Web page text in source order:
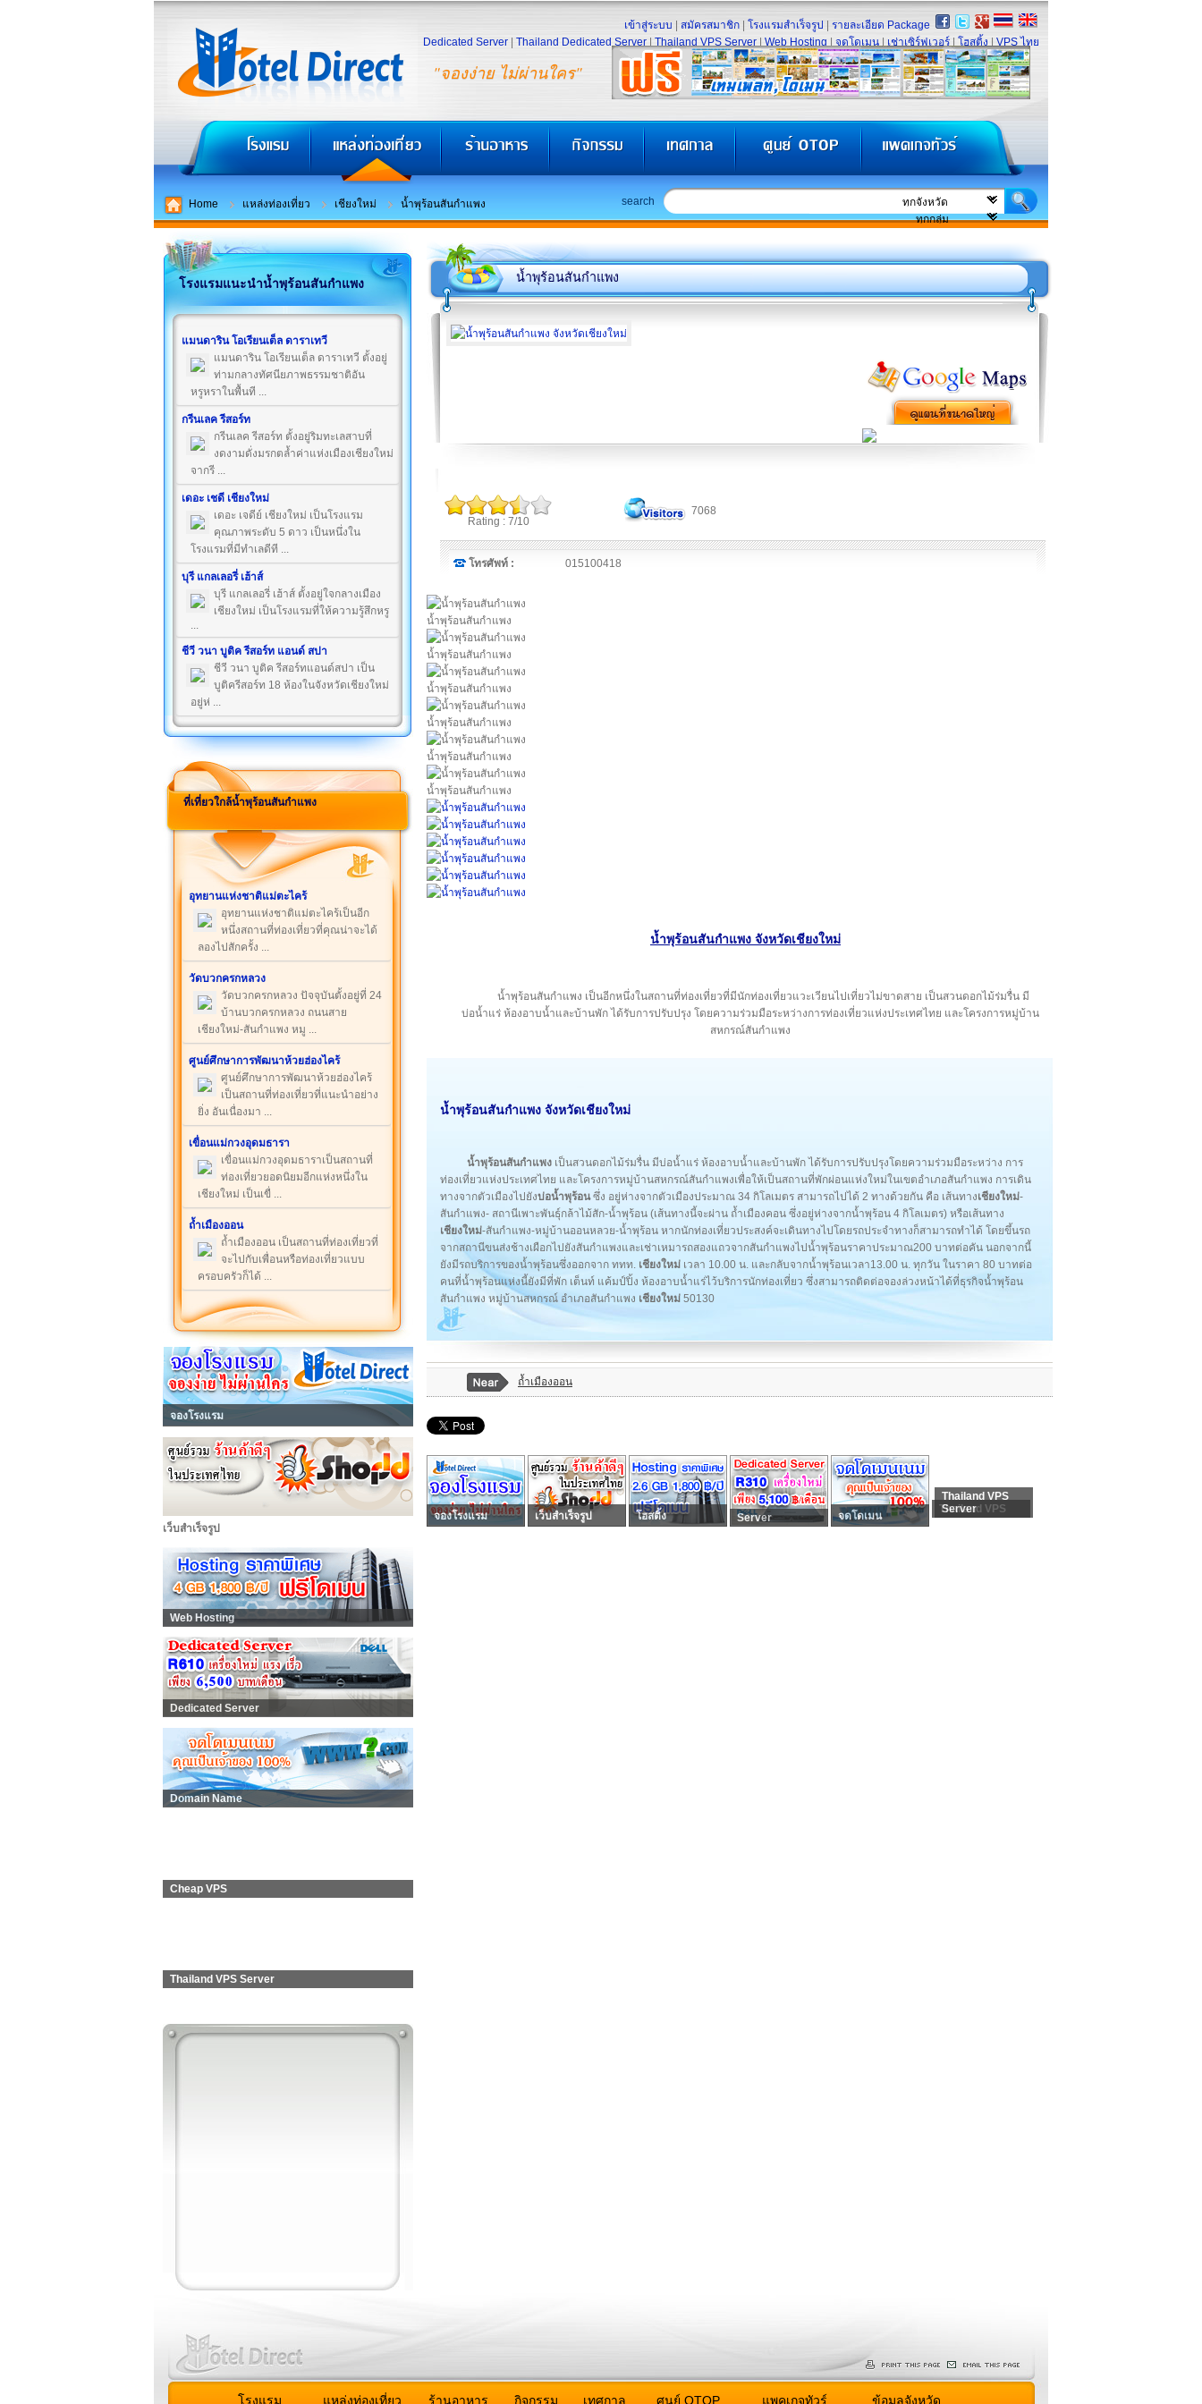
"จองง่าย ไม่ผ่านใคร"
เข้าสู่ระบบ สมัครสมาชิก โรงแรมสำเร็จรูป
รายละเอียด Package
Dedicated Server
Thailand Dedicated Server Thailand VPS Server Web Hosting จดโดเมน เช่าเซิร์ฟเวอร์ โฮสติ้ง VPS ไทย
Home แหล่งท่องเที่ยว เชียงใหม่ น้ำพุร้อนสันกำแพง search
โรงแรมแนะนำน้ำพุร้อนสันกำแพง
แมนดาริน โอเรียนเต็ล ดาราเทวี
แมนดาริน โอเรียนเต็ล ดาราเทวี ตั้งอยู่
ท่ามกลางทัศนียภาพธรรมชาติอัน
หรูหราในพื้นที ...
กรีนเลค รีสอร์ท
กรีนเลค รีสอร์ท ตั้งอยู่ริมทะเลสาบที่
งดงามดั่งมรกตล้ำค่าแห่งเมืองเชียงใหม่
จากรี ...
เดอะ เชดี เชียงใหม่
เดอะ เจดีย์ เชียงใหม่ เป็นโรงแรม
คุณภาพระดับ 5 ดาว เป็นหนึ่งใน
โรงแรมที่มีทำเลดีที ...
บุรี แกลเลอรี่ เฮ้าส์
บุรี แกลเลอรี่ เฮ้าส์ ตั้งอยู่ใจกลางเมือง
เชียงใหม่ เป็นโรงแรมที่ให้ความรู้สึกหรู
...
ชีวี วนา บูติค รีสอร์ท แอนด์ สปา
ชีวี วนา บูติค รีสอร์ทแอนด์สปา เป็น
บูติครีสอร์ท 18 ห้องในจังหวัดเชียงใหม่
อยู่ห่ ...
ที่เที่ยวใกล้น้ำพุร้อนสันกำแพง
อุทยานแห่งชาติแม่ตะไคร้
อุทยานแห่งชาติแม่ตะไคร้เป็นอีก
หนึ่งสถานที่ท่องเที่ยวที่คุณน่าจะได้
ลองไปสักครั้ง ...
วัดบวกครกหลวง
วัดบวกครกหลวง ปัจจุบันตั้งอยู่ที่ 24
บ้านบวกครกหลวง ถนนสาย
เชียงใหม่-สันกำแพง หมู ...
ศูนย์ศึกษาการพัฒนาห้วยฮ่องไคร้
ศูนย์ศึกษาการพัฒนาห้วยฮ่องไคร้
เป็นสถานที่ท่องเที่ยวที่แนะนำอย่าง
ยิ่ง อันเนื่องมา ...
เขื่อนแม่กวงอุดมธารา
เขื่อนแม่กวงอุดมธาราเป็นสถานที่
ท่องเที่ยวยอดนิยมอีกแห่งหนึ่งใน
เชียงใหม่ เป็นเขื่ ...
ถ้ำเมืองออน
ถ้ำเมืองออน เป็นสถานที่ท่องเที่ยวที่
จะไปกับเพื่อนหรือท่องเที่ยวแบบ
ครอบครัวก็ได้ ...
จองโรงแรม
เว็บสำเร็จรูป
Web Hosting
Dedicated Server
Domain Name
Cheap VPS
Thailand VPS Server
น้ำพุร้อนสันกำแพง
Rating : 7/10
7068
โทรศัพท์ : 015100418
น้ำพุร้อนสันกำแพง
น้ำพุร้อนสันกำแพง
น้ำพุร้อนสันกำแพง
น้ำพุร้อนสันกำแพง
น้ำพุร้อนสันกำแพง
น้ำพุร้อนสันกำแพง
น้ำพุร้อนสันกำแพง จังหวัดเชียงใหม่
น้ำพุร้อนสันกำแพง เป็นอีกหนึ่งในสถานที่ท่องเที่ยวที่มีนักท่องเที่ยวแวะเวียนไปเที่ยวไม่ขาดสาย เป็นสวนดอกไม้ร่มรื่น มี
บ่อน้ำแร่ ห้องอาบน้ำและบ้านพัก ได้รับการปรับปรุง โดยความร่วมมือระหว่างการท่องเที่ยวแห่งประเทศไทย และโครงการหมู่บ้าน
สหกรณ์สันกำแพง
น้ำพุร้อนสันกำแพง จังหวัดเชียงใหม่
น้ำพุร้อนสันกำแพง เป็นสวนดอกไม้ร่มรื่น มีบ่อน้ำแร่ ห้องอาบน้ำและบ้านพัก ได้รับการปรับปรุงโดยความร่วมมือระหว่าง การ
ท่องเที่ยวแห่งประเทศไทย และโครงการหมู่บ้านสหกรณ์สันกำแพงเพื่อให้เป็นสถานที่พักผ่อนแห่งใหม่ในเขตอำเภอสันกำแพง การเดิน
ทางจากตัวเมืองไปยังบ่อน้ำพุร้อนซึ่ง อยู่ห่างจากตัวเมืองประมาณ 34 กิโลเมตร สามารถไปได้ 2 ทางด้วยกัน คือ เส้นทางเชียงใหม่-
สันกำแพง- สถานีเพาะพันธุ์กล้าไม้สัก-น้ำพุร้อน (เส้นทางนี้จะผ่าน ถ้ำเมืองคอน ซึ่งอยู่ห่างจากน้ำพุร้อน 4 กิโลเมตร) หรือเส้นทาง
เชียงใหม่-สันกำแพง-หมู่บ้านออนหลวย-น้ำพุร้อน หากนักท่องเที่ยวประสงค์จะเดินทางไปโดยรถประจำทางก็สามารถทำได้ โดยขึ้นรถ
จากสถานีขนส่งช้างเผือกไปยังสันกำแพงและเช่าเหมารถสองแถวจากสันกำแพงไปน้ำพุร้อนราคาประมาณ200 บาทต่อคัน นอกจากนี้
ยังมีรถบริการของน้ำพุร้อนซึ่งออกจาก ททท. เชียงใหม่ เวลา 10.00 น. และกลับจากน้ำพุร้อนเวลา13.00 น. ทุกวัน ในราคา 80 บาทต่อ
คนที่น้ำพุร้อนแห่งนี้ยังมีที่พัก เต็นท์ แค้มป์ปิ้ง ห้องอาบน้ำแร่ไว้บริการนักท่องเที่ยว ซึ่งสามารถติดต่อจองล่วงหน้าได้ที่ธุรกิจน้ำพุร้อน
สันกำแพง หมู่บ้านสหกรณ์ อำเภอสันกำแพง เชียงใหม่ 50130
ถ้ำเมืองออน
จองโรงแรม เว็บสำเร็จรูป โฮสติ้ง Server จดโดเมน
Thailand VPS
Thailand VPS
Server
โรงแรม แหล่งท่องเที่ยว ร้านอาหาร กิจกรรม เทศกาล ศูนย์ OTOP แพคเกจทัวร์ ข้อมูลจังหวัด